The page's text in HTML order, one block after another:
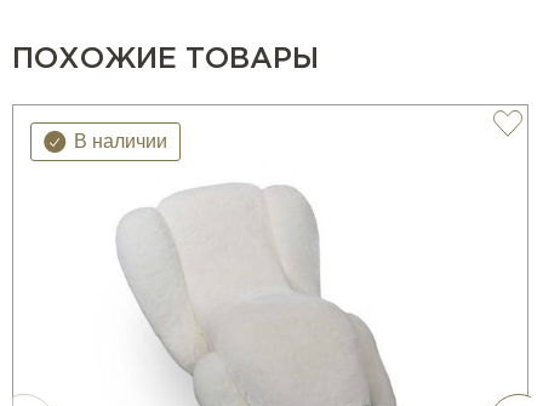
ПОХОЖИЕ ТОВАРЫ
В наличии